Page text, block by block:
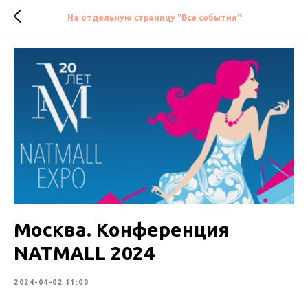
На отдельную страницу "Все события"
Москва. Конференция
NATMALL 2024
2024-04-02 11:00